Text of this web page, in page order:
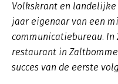
Volkskrant en landelijke
jaar eigenaar van een
communicatiebureau. In
restaurant in
succes van de eerste